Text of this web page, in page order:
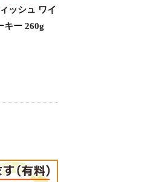
ッシュ ワイ
キー 260g